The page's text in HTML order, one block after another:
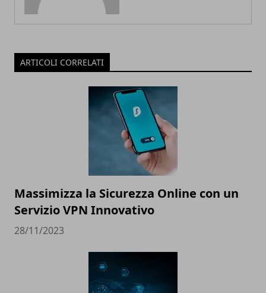
ARTICOLI CORRELATI
Massimizza la Sicurezza Online con un
Servizio VPN Innovativo
28/11/2023